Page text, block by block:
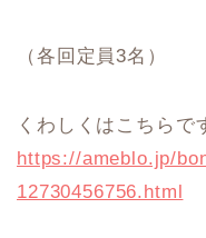
（各回定員3名）
くわしくはこちらで
https://ameblo.jp/
12730456756.html